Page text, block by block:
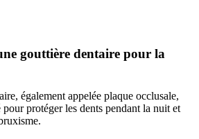
gouttière dentaire pour la
également appelée plaque occlusale,
protéger les dents pendant la nuit et